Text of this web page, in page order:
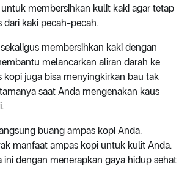
membersihkan kulit kaki agar tetap
dari kaki pecah-pecah.
membersihkan kaki dengan
melancarkan aliran darah ke
kopi juga bisa menyingkirkan bau tak
saat Anda mengenakan kaus
buang ampas kopi Anda.
manfaat ampas kopi untuk kulit Anda.
ini dengan menerapkan gaya hidup sehat